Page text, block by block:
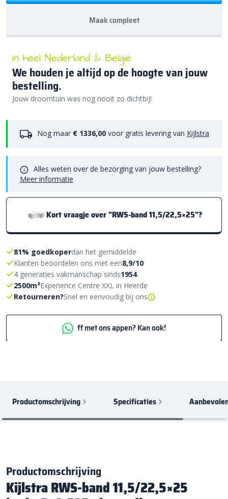
Maak compleet
In heel Nederland & België
We houden je altijd op de hoogte van jouw
bestelling.
Jouw droomtuin was nog nooit zo dichtbij!
Nog maar € 1336,00 voor gratis levering van Kijlstra
Alles weten over de bezorging van jouw bestelling?
Meer informatie
Kort vraagje over "RWS-band 11,5/22,5×25"?
81% goedkoperdan het gemiddelde
Klanten beoordelen ons met een8,9/10
4 generaties vakmanschap sinds1954
2500m²Experience Centre XXL in Heerde
Retourneren?Snel en eenvoudig bij ons
ff met ons appen? Kan ook!
Productomschrijving Specificaties
Productomschrijving
Kijlstra RWS-band 11,5/22,5×25